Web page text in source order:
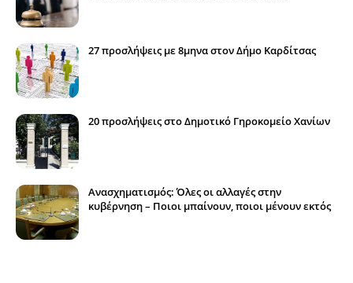
27 προσλήψεις με 8μηνα στον Δήμο Καρδίτσας
20 προσλήψεις στο Δημοτικό Γηροκομείο Χανίων
Ανασχηματισμός: Όλες οι αλλαγές στην
κυβέρνηση – Ποιοι μπαίνουν, ποιοι μένουν εκτός